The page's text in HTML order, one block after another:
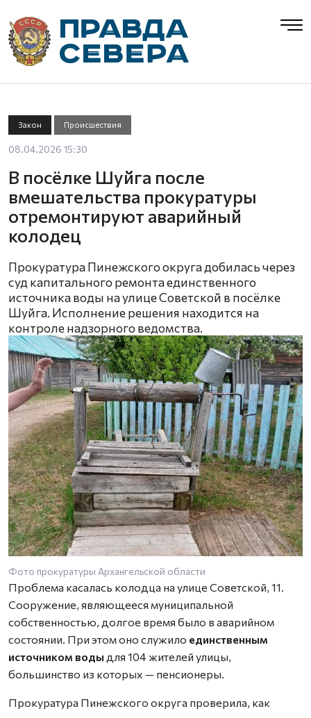
Закон Происшествия
08.04.2026 15:30
В посёлке Шуйга после
вмешательства прокуратуры
отремонтируют аварийный
колодец
Прокуратура Пинежского округа добилась через
суд капитального ремонта единственного
источника воды на улице Советской в посёлке
Шуйга. Исполнение решения находится на
контроле надзорного ведомства.
Фото прокуратуры Архангельской области
Проблема касалась колодца на улице Советской, 11.
Сооружение, являющееся муниципальной
собственностью, долгое время было в аварийном
состоянии. При этом оно служило единственным
источником воды для 104 жителей улицы,
большинство из которых — пенсионеры.
Прокуратура Пинежского округа проверила, как